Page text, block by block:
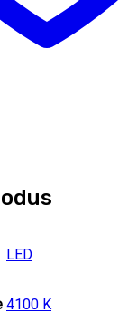
LED
4100 K